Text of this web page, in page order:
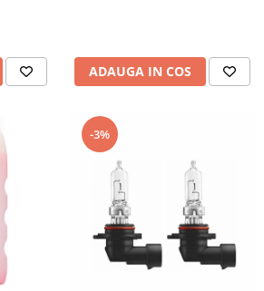
ADAUGA IN COS
-3%